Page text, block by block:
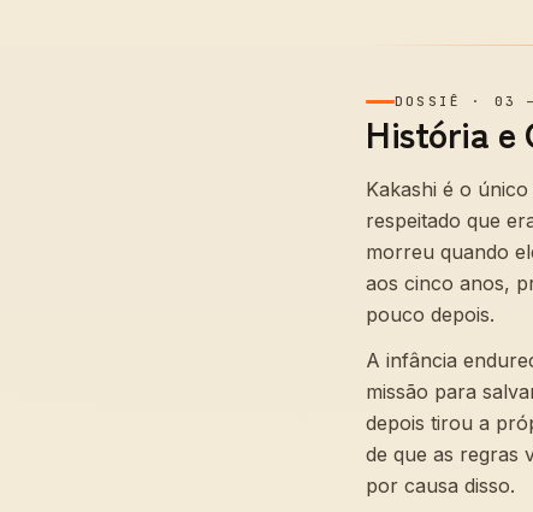
DOSSIÊ · 03
História e
Kakashi é o
respeitado que
morreu quando
aos cinco anos,
pouco depois.
A infância
missão para
depois tirou a
de que as regras
por causa disso.